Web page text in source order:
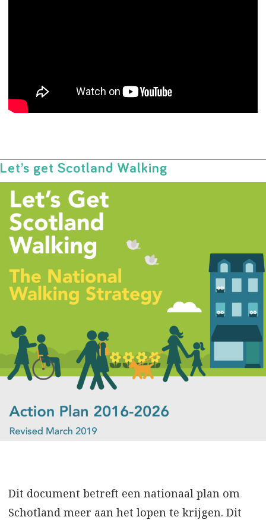
Let’s get Scotland Walking
Dit document betreft een nationaal plan om
Schotland meer aan het lopen te krijgen. Dit